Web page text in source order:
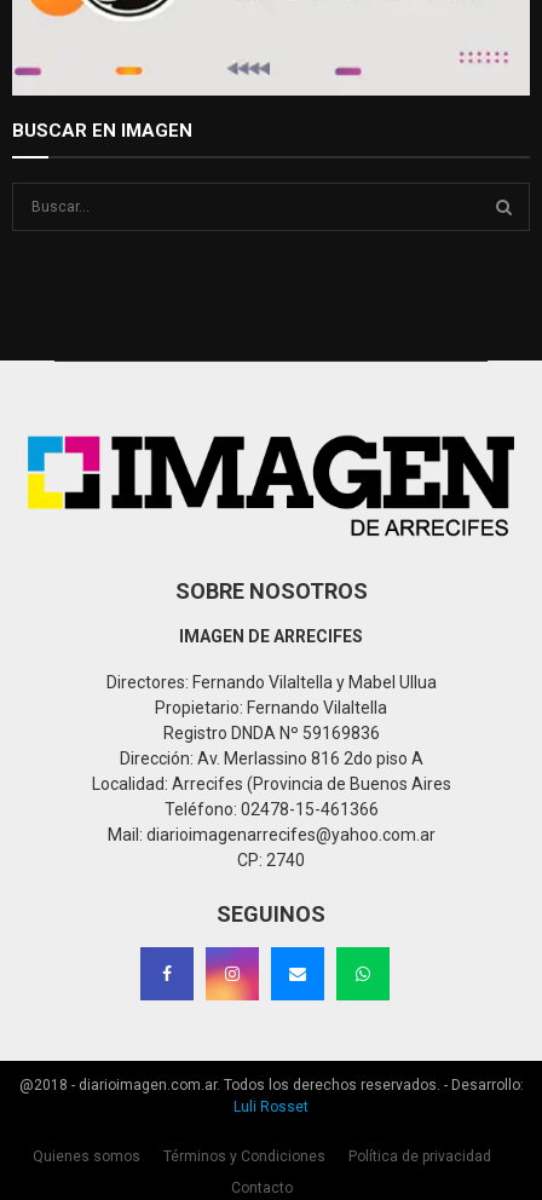
BUSCAR EN IMAGEN
SOBRE NOSOTROS
IMAGEN DE ARRECIFES
Directores: Fernando Vilaltella y Mabel Ullua
Propietario: Fernando Vilaltella
Registro DNDA Nº 59169836
Dirección: Av. Merlassino 816 2do piso A
Localidad: Arrecifes (Provincia de Buenos Aires
Teléfono: 02478-15-461366
Mail: diarioimagenarrecifes@yahoo.com.ar
CP: 2740
SEGUINOS
@2018 - diarioimagen.com.ar. Todos los derechos reservados. - Desarrollo:
Luli Rosset
Quienes somos Términos y Condiciones
Política de privacidad
Contacto